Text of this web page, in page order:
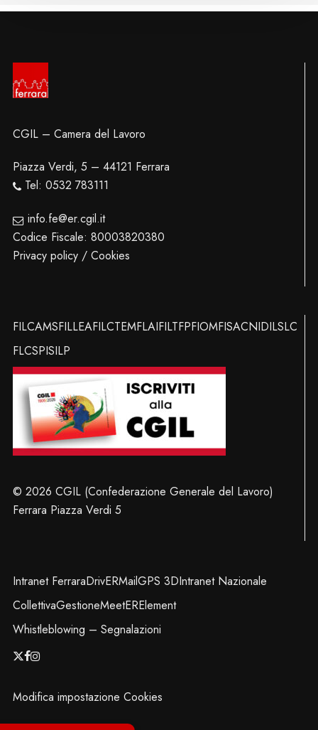
CGIL – Camera del Lavoro
Piazza Verdi, 5 – 44121 Ferrara
Tel: 0532 783111
info.fe@er.cgil.it
Codice Fiscale: 80003820380
Privacy policy / Cookies
FILCAMSFILLEAFILCTEMFLAIFILTFPFIOMFISACNIDILSLC
FLCSPISILP
© 2026 CGIL (Confederazione Generale del Lavoro)
Ferrara Piazza Verdi 5
Intranet FerraraDrivERMailGPS 3DIntranet Nazionale
CollettivaGestioneMeetERElement
Whistleblowing – Segnalazioni
x- facebook
instagram
Modifica impostazione Cookies